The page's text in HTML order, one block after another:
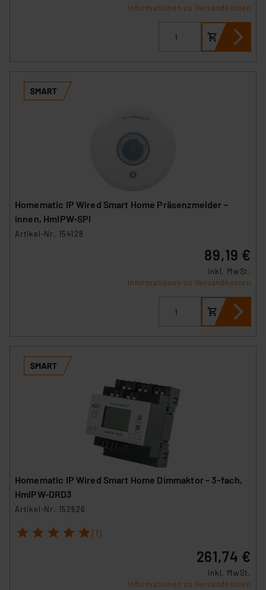
Informationen zu Versandkosten
Homematic IP Wired Smart Home Präsenzmelder –
innen, HmIPW-SPI
Artikel-Nr. 154128
89,19 €
inkl. MwSt.
Informationen zu Versandkosten
Homematic IP Wired Smart Home Dimmaktor – 3-fach,
HmIPW-DRD3
Artikel-Nr. 152626
1 2 3 4 5 (1)
261,74 €
inkl. MwSt.
Informationen zu Versandkosten